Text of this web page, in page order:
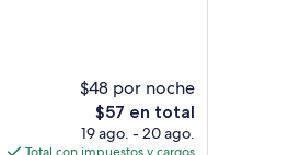
$48 por noche
El
precio
actual
$57 en total
19 ago. - 20 ago.